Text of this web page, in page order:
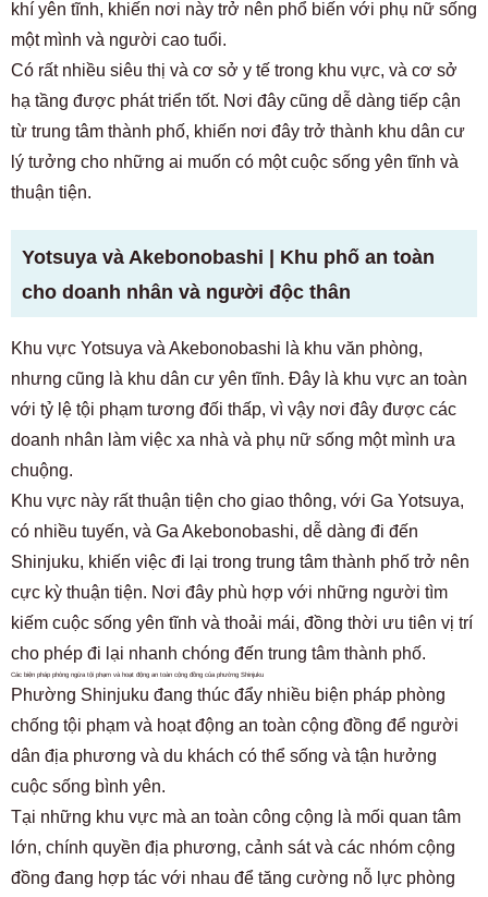
khí yên tĩnh, khiến nơi này trở nên phổ biến với phụ nữ sống
một mình và người cao tuổi.
Có rất nhiều siêu thị và cơ sở y tế trong khu vực, và cơ sở
hạ tầng được phát triển tốt. Nơi đây cũng dễ dàng tiếp cận
từ trung tâm thành phố, khiến nơi đây trở thành khu dân cư
lý tưởng cho những ai muốn có một cuộc sống yên tĩnh và
thuận tiện.
Yotsuya và Akebonobashi | Khu phố an toàn
cho doanh nhân và người độc thân
Khu vực Yotsuya và Akebonobashi là khu văn phòng,
nhưng cũng là khu dân cư yên tĩnh. Đây là khu vực an toàn
với tỷ lệ tội phạm tương đối thấp, vì vậy nơi đây được các
doanh nhân làm việc xa nhà và phụ nữ sống một mình ưa
chuộng.
Khu vực này rất thuận tiện cho giao thông, với Ga Yotsuya,
có nhiều tuyến, và Ga Akebonobashi, dễ dàng đi đến
Shinjuku, khiến việc đi lại trong trung tâm thành phố trở nên
cực kỳ thuận tiện. Nơi đây phù hợp với những người tìm
kiếm cuộc sống yên tĩnh và thoải mái, đồng thời ưu tiên vị trí
cho phép đi lại nhanh chóng đến trung tâm thành phố.
Các biện pháp phòng ngừa tội phạm và hoạt động an toàn cộng đồng của phường Shinjuku
Phường Shinjuku đang thúc đẩy nhiều biện pháp phòng
chống tội phạm và hoạt động an toàn cộng đồng để người
dân địa phương và du khách có thể sống và tận hưởng
cuộc sống bình yên.
Tại những khu vực mà an toàn công cộng là mối quan tâm
lớn, chính quyền địa phương, cảnh sát và các nhóm cộng
đồng đang hợp tác với nhau để tăng cường nỗ lực phòng
Chỉ dành cho cư dân tương lai và hiện tại
03-6712-4344